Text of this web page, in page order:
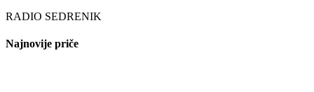
RADIO SEDRENIK
Najnovije priče